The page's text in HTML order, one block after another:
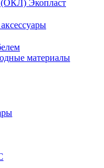
(ОКЛ) Экопласт
материалы